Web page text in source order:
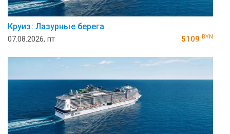
Круиз: Лазурные берега
07.08.2026, пт 5109 BYN